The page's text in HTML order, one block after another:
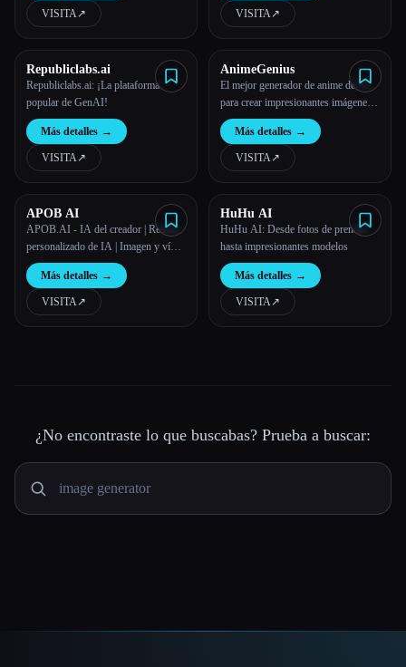
VISITA↗︎
personalizadas y gratuitas en
cuestión de minutos. Pruébalo →
VISITA↗︎
Republiclabs.ai
Republiclabs.ai: ¡La plataforma
popular de GenAI!
Más detalles →
VISITA↗︎
AnimeGenius
El mejor generador de anime de IA
para crear impresionantes imágenes
de IA para personas de todo el
mundo.Más detalles →
VISITA↗︎
APOB AI
APOB.AI - IA del creador | Retrato
personalizado de IA | Imagen y vídeo
de IA
Más detalles →
VISITA↗︎
HuHu AI
HuHu AI: Desde fotos de prendas
hasta impresionantes modelos
Más detalles →
VISITA↗︎
¿No encontraste lo que buscabas? Prueba a buscar: